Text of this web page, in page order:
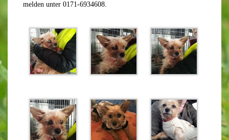
melden unter 0171-6934608.